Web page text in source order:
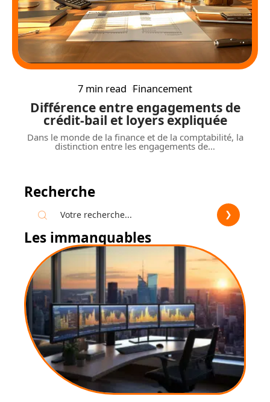
7 min read Financement
Différence entre engagements de
crédit-bail et loyers expliquée
Dans le monde de la finance et de la comptabilité, la
distinction entre les engagements de…
Recherche
Les immanquables